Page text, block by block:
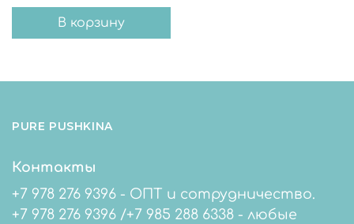
В корзину
PURE PUSHKINA
Контакты
+7 978 276 9396 - ОПТ и сотрудничество.
+7 978 276 9396 /+7 985 288 6338 - любые